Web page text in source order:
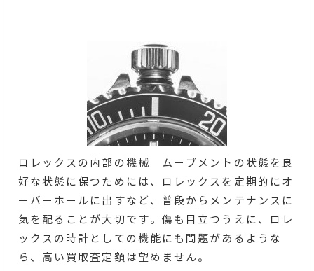
ロレックスの内部の機械 ムーブメントの状態を良
好な状態に保つためには、ロレックスを定期的にオ
ーバーホールに出すなど、普段からメンテナンスに
気を配ることが大切です。傷も目立つうえに、ロレ
ックスの時計としての機能にも問題があるような
ら、高い買取査定額は望めません。